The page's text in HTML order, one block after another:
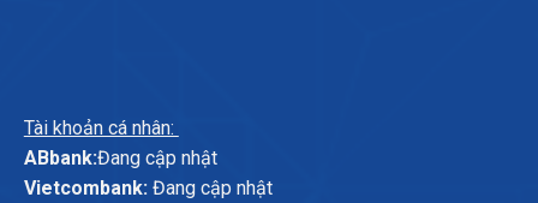
Tài khoản cá nhân:
ABbank:Đang cập nhật
Vietcombank:Đang cập nhật